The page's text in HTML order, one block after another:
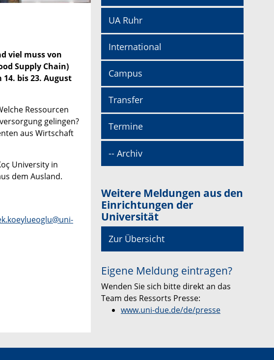
viel muss von
Supply Chain)
14. bis 23. August
Ressourcen
gelingen?
aus Wirtschaft
University in
dem Ausland.
UA Ruhr
International
Campus
Transfer
Termine
-- Archiv
Weitere Meldungen aus den
Einrichtungen der
Universität
Zur Übersicht
Eigene Meldung eintragen?
Wenden Sie sich bitte direkt an das
Team des Ressorts Presse:
www.uni-due.de/de/presse